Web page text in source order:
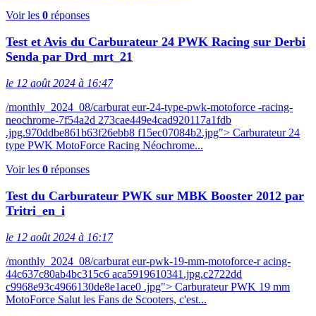
Voir les 0 réponses
Test et Avis du Carburateur 24 PWK Racing sur Derbi
Senda par Drd_mrt_21
le 12 août 2024 à 16:47
/monthly_2024_08/carburat eur-24-type-pwk-motoforce -racing-
neochrome-7f54a2d 273cae449e4cad920117a1fdb
.jpg.970ddbe861b63f26ebb8 f15ec07084b2.jpg"> Carburateur 24
type PWK MotoForce Racing Néochrome...
Voir les 0 réponses
Test du Carburateur PWK sur MBK Booster 2012 par
Tritri_en_i
le 12 août 2024 à 16:17
/monthly_2024_08/carburat eur-pwk-19-mm-motoforce-r acing-
44c637c80ab4bc315c6 aca5919610341.jpg.c2722dd
c9968e93c4966130de8e1ace0 .jpg"> Carburateur PWK 19 mm
MotoForce Salut les Fans de Scooters, c'est...